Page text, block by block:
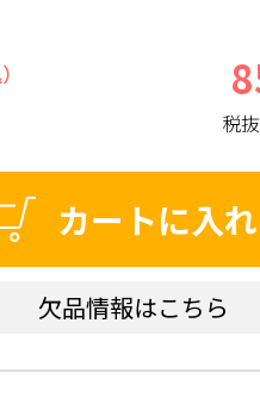
税
カートに入
欠品情報はこちら